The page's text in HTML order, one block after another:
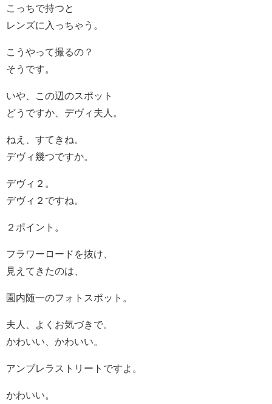
こっちで持つと
レンズに入っちゃう。
こうやって撮るの？
そうです。
いや、この辺のスポット
どうですか、デヴィ夫人。
ねえ、すてきね。
デヴィ幾つですか。
デヴィ２。
デヴィ２ですね。
２ポイント。
フラワーロードを抜け、
見えてきたのは、
園内随一のフォトスポット。
夫人、よくお気づきで。
かわいい、かわいい。
アンブレラストリートですよ。
かわいい。